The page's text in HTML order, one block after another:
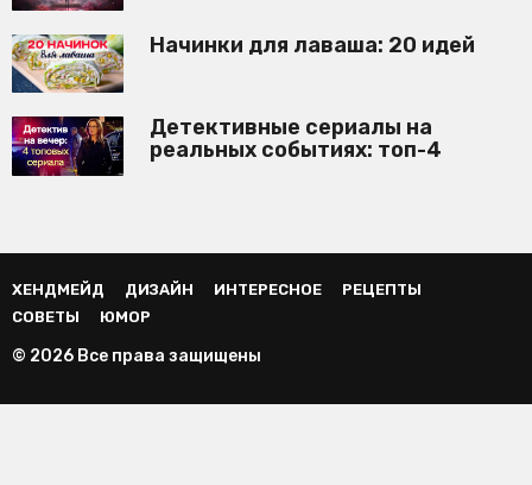
Начинки для лаваша: 20 идей
Детективные сериалы на
реальных событиях: топ-4
ХЕНДМЕЙД ДИЗАЙН ИНТЕРЕСНОЕ
РЕЦЕПТЫ
СОВЕТЫ
ЮМОР
© 2026 Все права защищены